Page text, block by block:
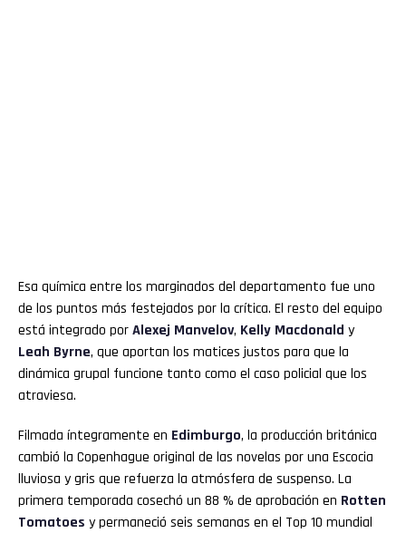
Esa química entre los marginados del departamento fue uno
de los puntos más festejados por la crítica. El resto del equipo
está integrado porAlexej Manvelov, Kelly Macdonald y
Leah Byrne, que aportan los matices justos para que la
dinámica grupal funcione tanto como el caso policial que los
atraviesa.
Filmada íntegramente en Edimburgo, la producción británica
cambió la Copenhague original de las novelas por una Escocia
lluviosa y gris que refuerza la atmósfera de suspenso. La
primera temporada cosechó un 88 % de aprobación en Rotten
Tomatoes y permaneció seis semanas en el Top 10 mundial